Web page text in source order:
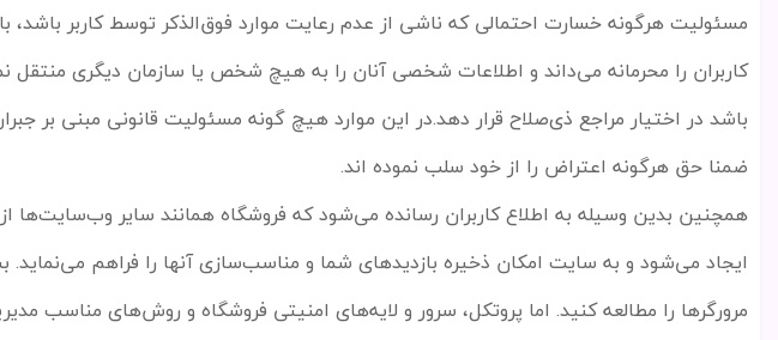
مسئولیت هرگونه خسارت احتمالی که ناشی از عدم رعایت موارد فوقالذکر توسط کاربر
کاربران را محرمانه میداند و اطلاعات شخصی آنان را به هیچ شخص یا سازمان دیگری منتقل
باشد در اختیار مراجع ذیصلاح قرار دهد.در این موارد هیچ گونه مسئولیت قانونی مبنی بر
ضمنا حق هرگونه اعتراض را از خود سلب نموده اند.
همچنین بدین وسیله به اطلاع کاربران رسانده میشود که فروشگاه همانند سایر وبسایتها
ایجاد میشود و به سایت امکان ذخیره بازدیدهای شما و مناسبسازی آنها را فراهم مینماید.
مرورگرها را مطالعه کنید. اما پروتکل، سرور و لایههای امنیتی فروشگاه و روشهای مناسب